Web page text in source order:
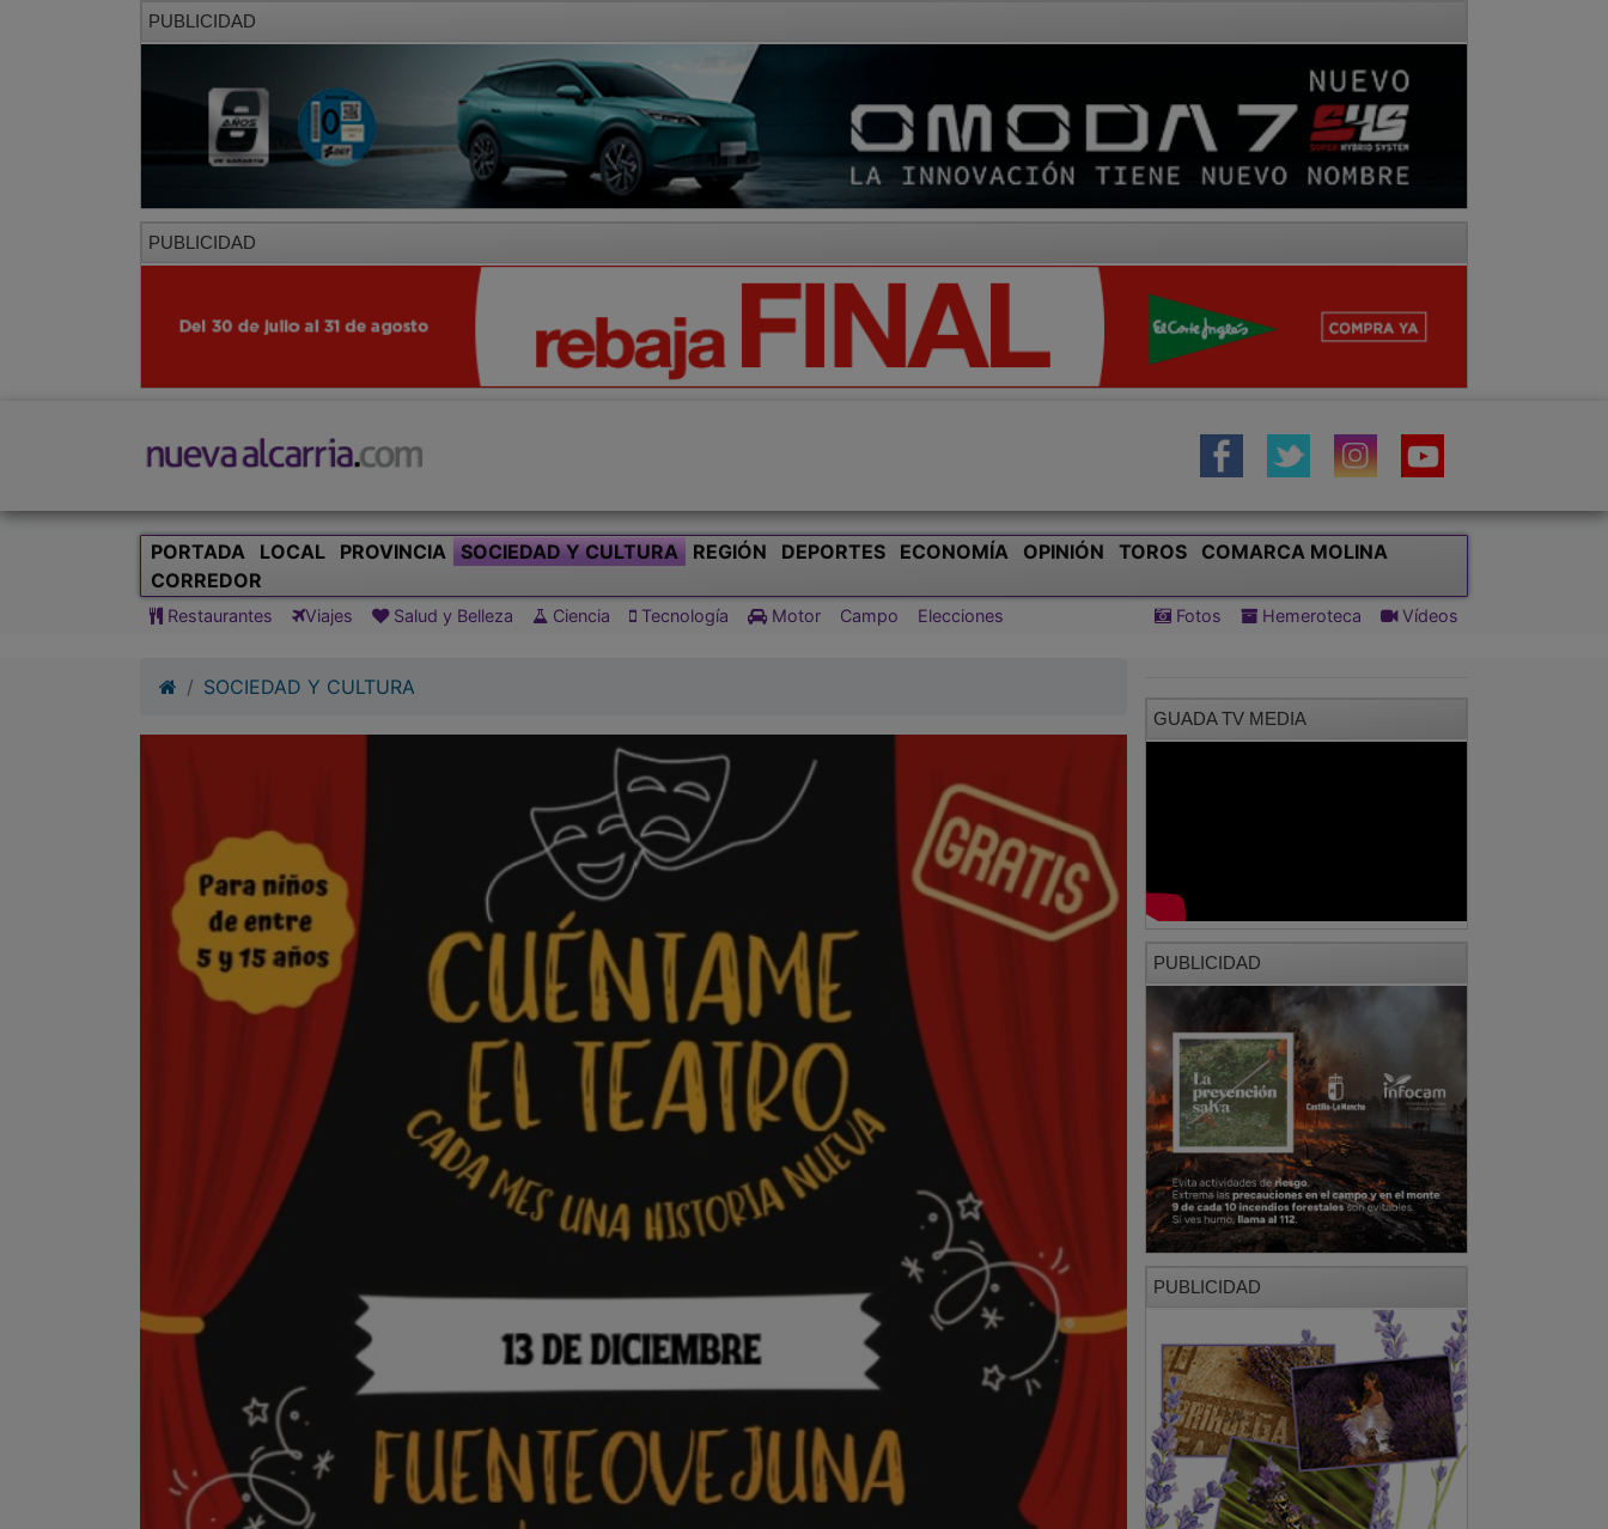
PUBLICIDAD
PUBLICIDAD
PORTADA LOCAL PROVINCIA SOCIEDAD Y CULTURA REGIÓN DEPORTES ECONOMÍA OPINIÓN TOROS
COMARCA MOLINA
CORREDOR
Restaurantes Viajes Salud y Belleza Ciencia Tecnología Motor Campo Elecciones Fotos Hemeroteca Vídeos
SOCIEDAD Y CULTURA
GUADA TV MEDIA
PUBLICIDAD
PUBLICIDAD